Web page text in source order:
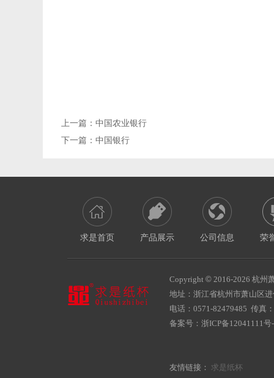
上一篇： 中国农业银行
下一篇： 中国银行
求是首页 产品展示 公司信息 荣
Copyright © 2016-2026 杭州
地址：浙江省杭州市萧山区
电话：0571-82479485 传真
备案号： 浙ICP备12041111号
友情链接： 求是纸杯